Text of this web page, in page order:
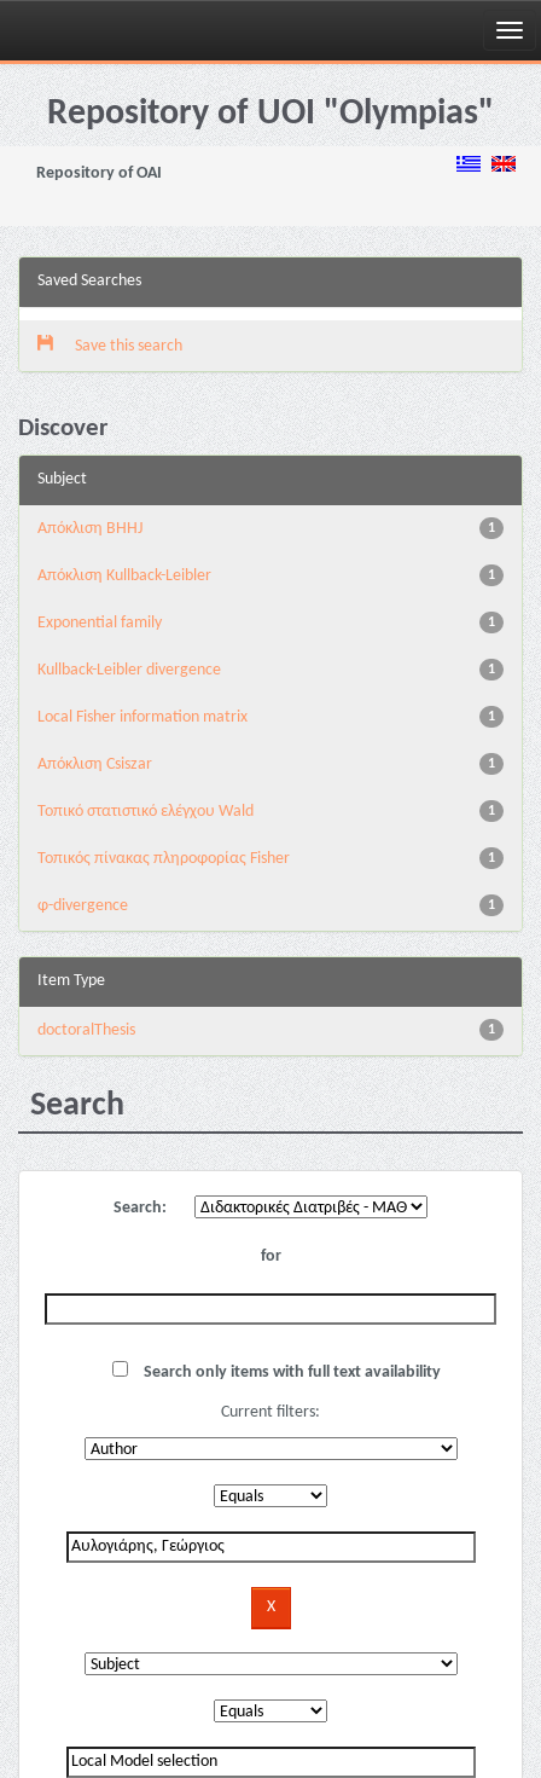
Skip
navigationRepository of UOI "Olympias"
Repository of OAI
Saved Searches
Save this search
Discover
Subject
1
Aπόκλιση BHHJ
1
Aπόκλιση Kullback-Leibler
1
Exponential family
1
Kullback-Leibler divergence
1
Local Fisher information matrix
1
Απόκλιση Csiszar
1
Τοπικό στατιστικό ελέγχου Wald
1
Τοπικός πίνακας πληροφορίας Fisher
1
φ-divergence
Item Type
1
doctoralThesis
Search
Search:
for
Search only items with full text availability
Current filters: